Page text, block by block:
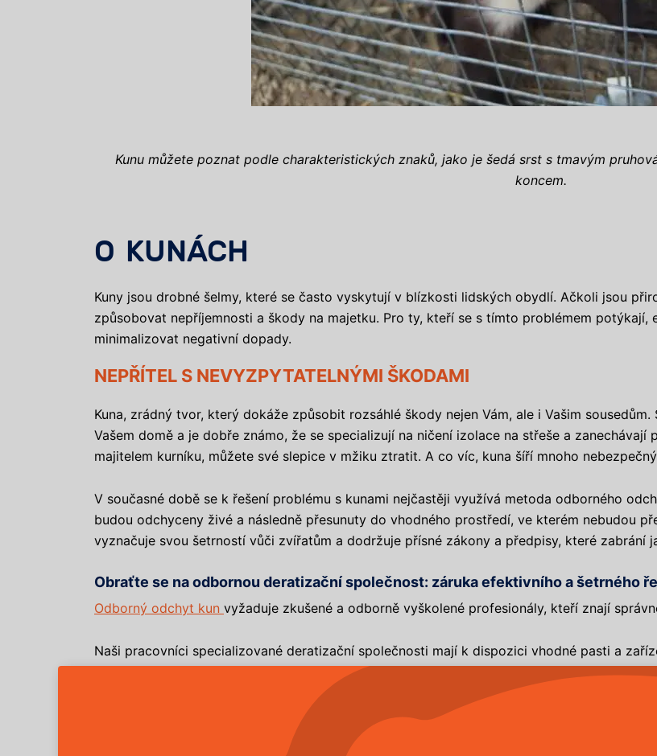
Kunu můžete poznat podle charakteristických znaků, jako je šedá srst s tmavým
koncem.
O KUNÁCH
Kuny jsou drobné šelmy, které se často vyskytují v blízkosti lidských obydlí. Ačkoli jsou
způsobovat nepříjemnosti a škody na majetku. Pro ty, kteří se s tímto problémem
minimalizovat negativní dopady.
NEPŘÍTEL S NEVYZPYTATELNÝMI ŠKODAMI
Kuna, zrádný tvor, který dokáže způsobit rozsáhlé škody nejen Vám, ale i Vašim
Vašem domě a je dobře známo, že se specializují na ničení izolace na střeše a
majitelem kurníku, můžete své slepice v mžiku ztratit. A co víc, kuna šíří mnoho
V současné době se k řešení problému s kunami nejčastěji využívá metoda odborného
budou odchyceny živé a následně přesunuty do vhodného prostředí, ve kterém nebudou
vyznačuje svou šetrností vůči zvířatům a dodržuje přísné zákony a předpisy, které zabrání
Obraťte se na odbornou deratizační společnost: záruka efektivního a šetrného
Odborný odchyt kun vyžaduje zkušené a odborně vyškolené profesionály, kteří znají
Naši pracovníci specializované deratizační společnosti mají k dispozici vhodné pasti a
odchyt kuny bez jakéhokoli zranění či stresu zvířete. Tyto pasti jsou umístěny na místech,
podkrovní prostory, garáže, zahrady nebo potravinové skladovací prostory.
I když existují různé metody, jak odradit kuny od pobytu poblíž lidských obydlí, jako jsou